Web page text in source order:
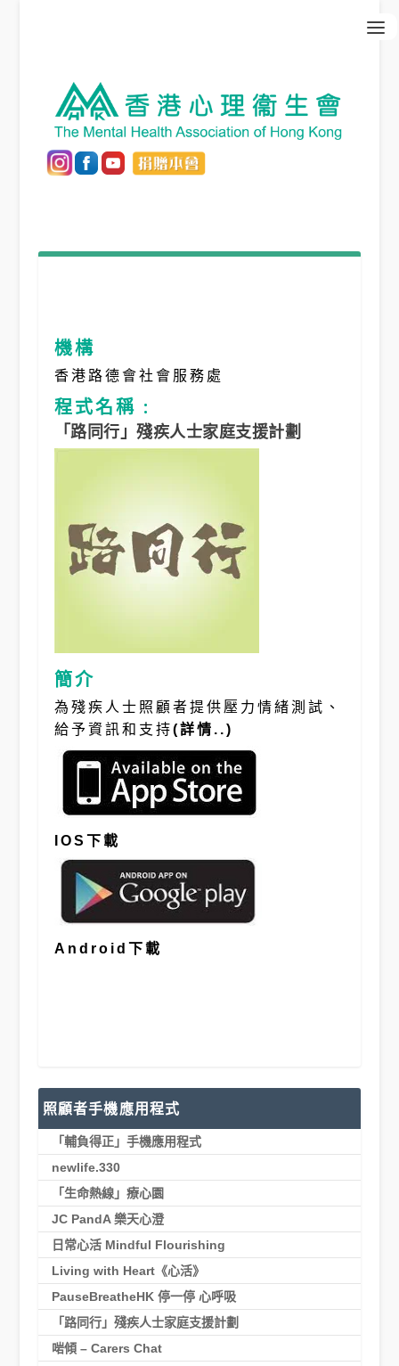
機構
香港路德會社會服務處
程式名稱 :
「路同行」殘疾人士家庭支援計劃
簡介
為殘疾人士照顧者提供壓力情緒測試、
給予資訊和支持(詳情..)
IOS 下載
A ndroid 下載
照顧者手機應用程式
「輔負得正」手機應用程式
newlife.330
「生命熱線」療心園
JC PandA 樂天心澄
日常心活 Mindful Flourishing
Living with Heart《心活》
PauseBreatheHK 停一停 心呼吸
「路同行」殘疾人士家庭支援計劃
啱傾 – Carers Chat